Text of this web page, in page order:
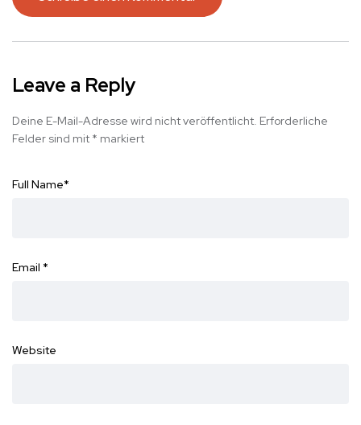
Leave a Reply
Deine E-Mail-Adresse wird nicht veröffentlicht. Erforderliche
Felder sind mit * markiert
Full Name*
Email *
Website